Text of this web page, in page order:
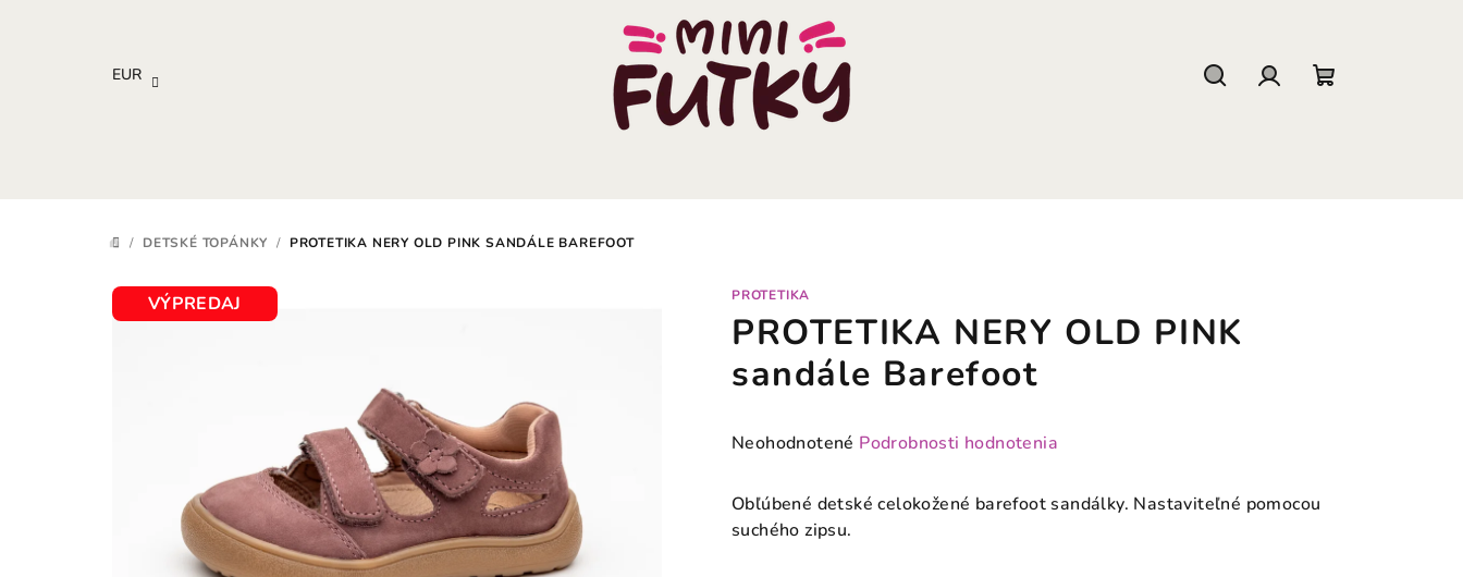
EUR
DOMOV
/ DETSKÉ TOPÁNKY / PROTETIKA NERY OLD PINK SANDÁLE BAREFOOT
PROTETIKA
PROTETIKA NERY OLD PINK
sandále Barefoot
Priemerné
produktu
Neohodnotené Podrobnosti hodnotenia
Obľúbené detské celokožené barefoot sandálky. Nastaviteľné pomocou
suchého zipsu.
VÝPREDAJ